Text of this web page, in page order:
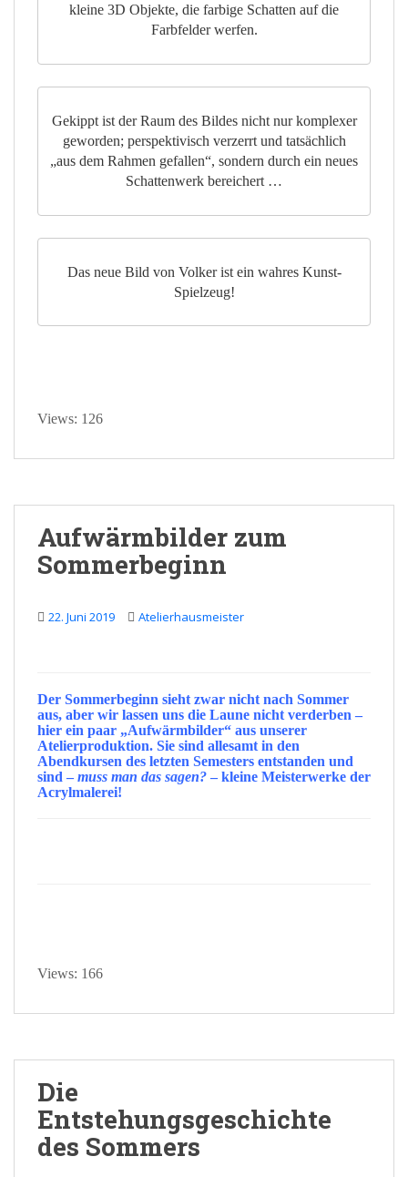
kleine 3D Objekte, die farbige Schatten auf die
Farbfelder werfen.
Gekippt ist der Raum des Bildes nicht nur komplexer
geworden; perspektivisch verzerrt und tatsächlich
„aus dem Rahmen gefallen“, sondern durch ein neues
Schattenwerk bereichert …
Das neue Bild von Volker ist ein wahres Kunst-
Spielzeug!
Views: 126
Aufwärmbilder zum
Sommerbeginn
22. Juni 2019 Atelierhausmeister
Der Sommerbeginn sieht zwar nicht nach Sommer
aus, aber wir lassen uns die Laune nicht verderben –
hier ein paar „Aufwärmbilder“ aus unserer
Atelierproduktion. Sie sind allesamt in den
Abendkursen des letzten Semesters entstanden und
sind – muss man das sagen? – kleine Meisterwerke der
Acrylmalerei!
Views: 166
Die
Entstehungsgeschichte
des Sommers